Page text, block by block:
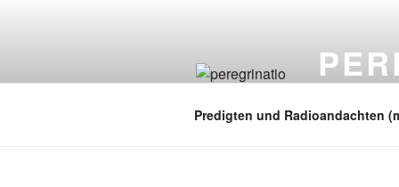
Predigten und Radioandachten